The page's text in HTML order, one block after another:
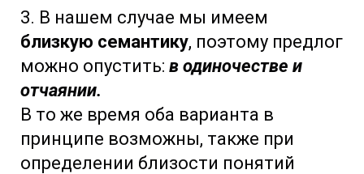
3. В нашем случае мы имеем
близкую семантику, поэтому предлог
можно опустить: в одиночестве и
отчаянии.
В то же время оба варианта в
принципе возможны, также при
определении близости понятий